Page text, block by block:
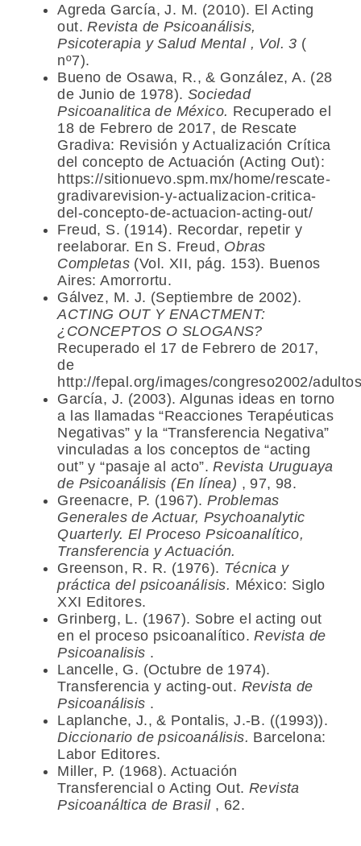
Agreda García, J. M. (2010). El Acting
out.Revista de Psicoanálisis,
Psicoterapia y Salud Mental , Vol. 3 (
nº7).
Bueno de Osawa, R., & González, A. (28
de Junio de 1978). Sociedad
Psicoanalitica de México. Recuperado el
18 de Febrero de 2017, de Rescate
Gradiva: Revisión y Actualización Crítica
del concepto de Actuación (Acting Out):
https://sitionuevo.spm.mx/home/rescate-
gradivarevision-y-actualizacion-critica-
del-concepto-de-actuacion-acting-out/
Freud, S. (1914). Recordar, repetir y
reelaborar. En S. Freud, Obras
Completas(Vol. XII, pág. 153). Buenos
Aires: Amorrortu.
Gálvez, M. J. (Septiembre de 2002).
ACTING OUT Y ENACTMENT:
¿CONCEPTOS O SLOGANS?
Recuperado el 17 de Febrero de 2017,
de
http://fepal.org/images/congreso2002/
García, J. (2003). Algunas ideas en torno
a las llamadas “Reacciones Terapéuticas
Negativas” y la “Transferencia Negativa”
vinculadas a los conceptos de “acting
out” y “pasaje al acto”.Revista Uruguaya
de Psicoanálisis (En línea) , 97, 98.
Greenacre, P. (1967).Problemas
Generales de Actuar, Psychoanalytic
Quarterly. El Proceso Psicoanalítico,
Transferencia y Actuación.
Greenson, R. R. (1976). Técnica y
práctica del psicoanálisis. México: Siglo
XXI Editores.
Grinberg, L. (1967). Sobre el acting out
en el proceso psicoanalítico.Revista de
Psicoanalisis .
Lancelle, G. (Octubre de 1974).
Transferencia y acting-out. Revista de
Psicoanálisis .
Laplanche, J., & Pontalis, J.-B. ((1993)).
Diccionario de psicoanálisis. Barcelona:
Labor Editores.
Miller, P. (1968). Actuación
Transferencial o Acting Out. Revista
Psicoanáltica de Brasil, 62.